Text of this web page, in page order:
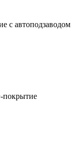
с автоподзаводом
покрытие